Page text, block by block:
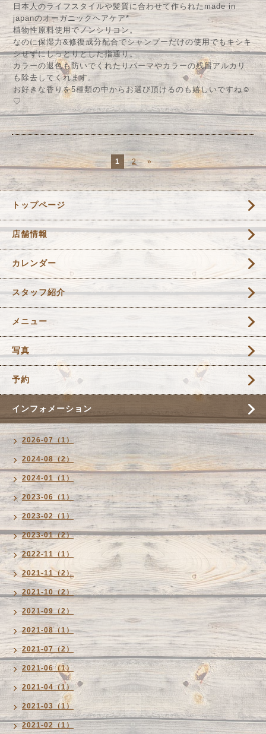
日本人のライフスタイルや髪質に合わせて作られたmade in
japanのオーガニックヘアケア*
植物性原料使用でノンシリコン。
なのに保湿力&修復成分配合でシャンプーだけの使用でもキシキ
シせずにしっとりとした指通り。
カラーの退色も防いでくれたりパーマやカラーの残留アルカリ
も除去してくれます。
お好きな香りを5種類の中からお選び頂けるのも嬉しいですね☺︎
♡
1 2 »
トップページ
店舗情報
カレンダー
スタッフ紹介
メニュー
写真
予約
インフォメーション
2026-07（1）
2024-08（2）
2024-01（1）
2023-06（1）
2023-02（1）
2023-01（2）
2022-11（1）
2021-11（2）
2021-10（2）
2021-09（2）
2021-08（1）
2021-07（2）
2021-06（1）
2021-04（1）
2021-03（1）
2021-02（1）